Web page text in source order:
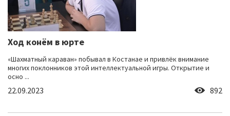
Ход конём в юрте
«Шахматный караван» побывал в Костанае и привлёк внимание
многих поклонников этой интеллектуальной игры. Открытие и
осно ...
22.09.2023 892